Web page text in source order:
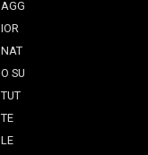
AGG
IOR
NAT
O SU
TUT
TE
LE